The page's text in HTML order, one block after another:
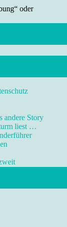
oder
andere Story
liest …